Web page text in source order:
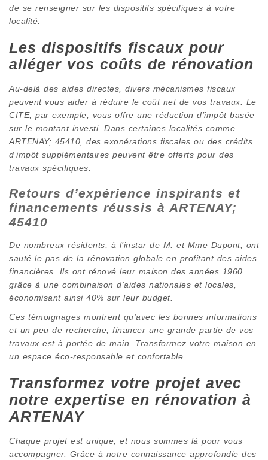
de se renseigner sur les dispositifs spécifiques à votre
localité.
Les dispositifs fiscaux pour
alléger vos coûts de rénovation
Au-delà des aides directes, divers mécanismes fiscaux
peuvent vous aider à réduire le coût net de vos travaux. Le
CITE, par exemple, vous offre une réduction d’impôt basée
sur le montant investi. Dans certaines localités comme
ARTENAY; 45410, des exonérations fiscales ou des crédits
d’impôt supplémentaires peuvent être offerts pour des
travaux spécifiques.
Retours d’expérience inspirants et
financements réussis à ARTENAY;
45410
De nombreux résidents, à l’instar de M. et Mme Dupont, ont
sauté le pas de la rénovation globale en profitant des aides
financières. Ils ont rénové leur maison des années 1960
grâce à une combinaison d’aides nationales et locales,
économisant ainsi 40% sur leur budget.
Ces témoignages montrent qu’avec les bonnes informations
et un peu de recherche, financer une grande partie de vos
travaux est à portée de main. Transformez votre maison en
un espace éco-responsable et confortable.
Transformez votre projet avec
notre expertise en rénovation à
ARTENAY
Chaque projet est unique, et nous sommes là pour vous
accompagner. Grâce à notre connaissance approfondie des